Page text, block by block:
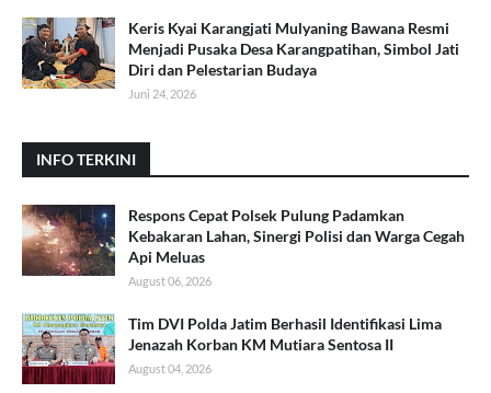
Keris Kyai Karangjati Mulyaning Bawana Resmi
Menjadi Pusaka Desa Karangpatihan, Simbol Jati
Diri dan Pelestarian Budaya
Juni 24, 2026
INFO TERKINI
Respons Cepat Polsek Pulung Padamkan
Kebakaran Lahan, Sinergi Polisi dan Warga Cegah
Api Meluas
August 06, 2026
Tim DVI Polda Jatim Berhasil Identifikasi Lima
Jenazah Korban KM Mutiara Sentosa II
August 04, 2026